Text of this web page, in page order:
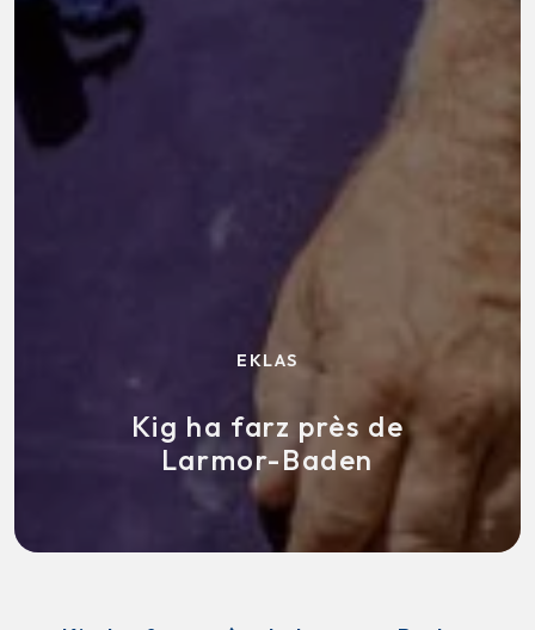
Kig ha farz près de
Larmor-Baden
EKLAS